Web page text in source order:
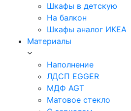
Шкафы в детскую
На балкон
Шкафы аналог ИКЕА
Материалы
Наполнение
ЛДСП EGGER
МДФ AGT
Матовое стекло